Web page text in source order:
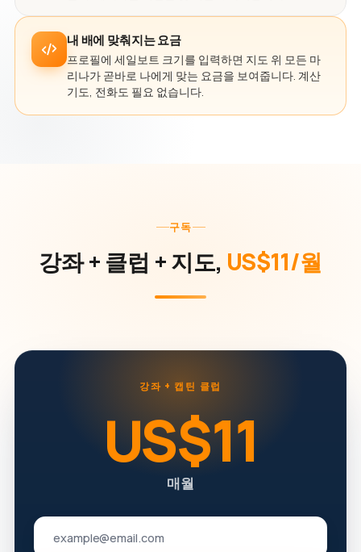
내 배에 맞춰지는 요금
프로필에 세일보트 크기를 입력하면 지도 위 모든 마
리나가 곧바로 나에게 맞는 요금을 보여줍니다. 계산
기도, 전화도 필요 없습니다.
구독
강좌 + 클럽 + 지도, US$11/월
강좌 + 캡틴 클럽
US$11
매월